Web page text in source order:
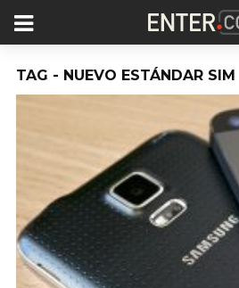
TAG - NUEVO ESTÁNDAR SIM